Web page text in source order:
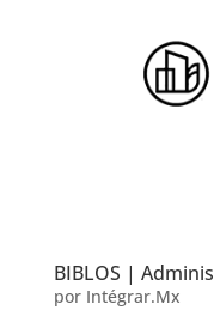
BIBLOS |
por Intégrar.Mx